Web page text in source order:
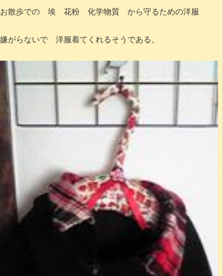
お散歩での 埃 花粉 化学物質 から守るための洋服
嫌がらないで 洋服着てくれるそうである。